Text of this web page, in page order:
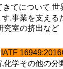
きてについて 世
す.事業を支える
究室の挤出など
IATF
化学その他の分